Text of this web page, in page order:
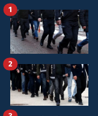
1
2